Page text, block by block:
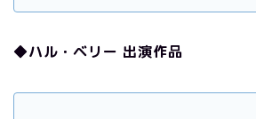
◆ハル・ベリー 出演作品